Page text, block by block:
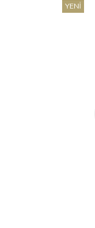
YENI